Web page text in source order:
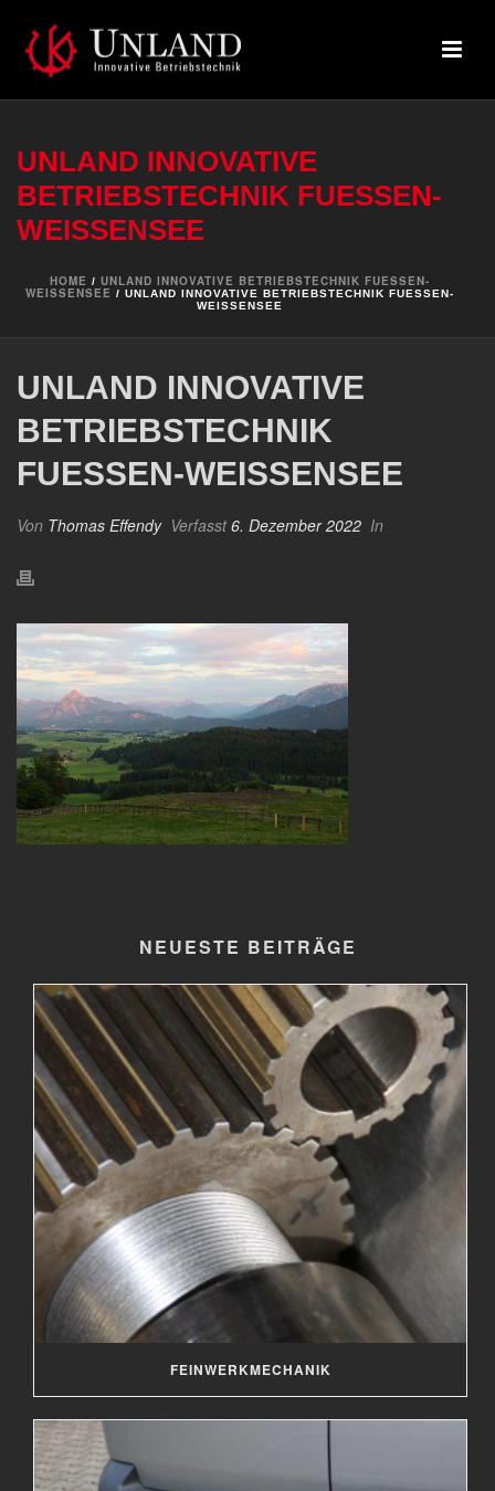
UNLAND INNOVATIVE
BETRIEBSTECHNIK FUESSEN-
WEISSENSEE
HOME / UNLAND INNOVATIVE BETRIEBSTECHNIK FUESSEN-
WEISSENSEE / UNLAND INNOVATIVE BETRIEBSTECHNIK FUESSEN-
WEISSENSEE
UNLAND INNOVATIVE
BETRIEBSTECHNIK
FUESSEN-WEISSENSEE
Von Thomas Effendy Verfasst6. Dezember 2022 In
NEUESTE BEITRÄGE
FEINWERKMECHANIK